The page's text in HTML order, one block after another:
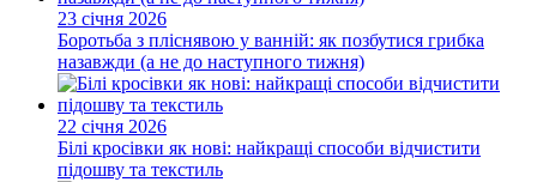
23 січня 2026
Боротьба з пліснявою у ванній: як позбутися грибка
назавжди (а не до наступного тижня)
22 січня 2026
Білі кросівки як нові: найкращі способи відчистити
підошву та текстиль